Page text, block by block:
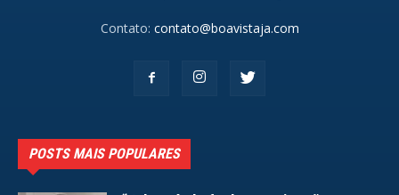
Contato: contato@boavistaja.com
POSTS MAIS POPULARES